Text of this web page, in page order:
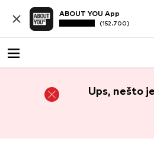
ABOUT YOU App
(152.700)
Ups, nešto